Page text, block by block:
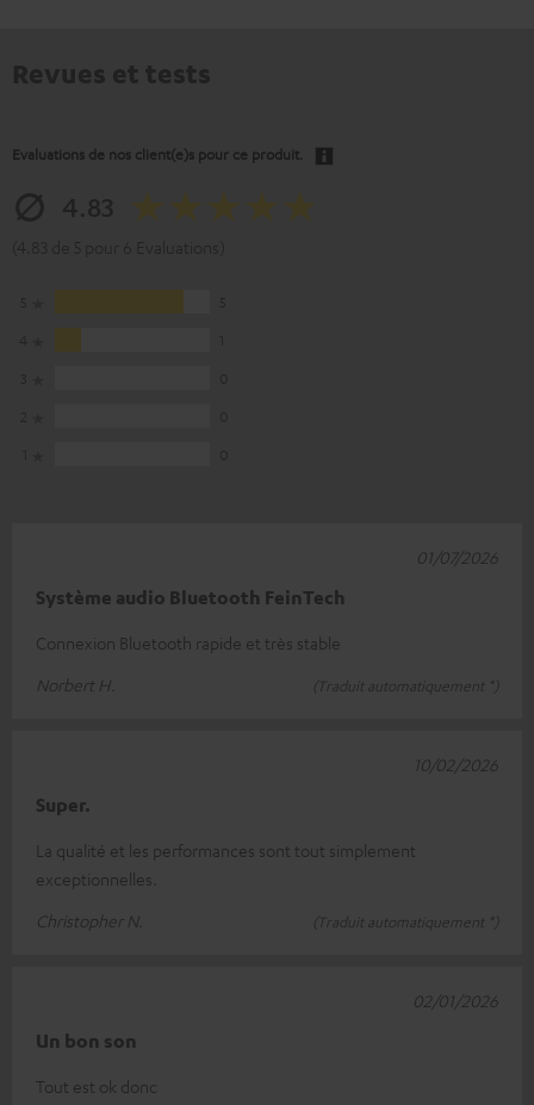
Evaluations de nos client(e)s pour ce produit.
Système audio Bluetooth FeinTech
Connexion Bluetooth rapide et très stable
Norbert H.
(Traduit automatiquement *)
01/07/2026
Super.
La qualité et les performances sont tout simplement
exceptionnelles.
Christopher N.
(Traduit automatiquement *)
10/02/2026
Un bon son
Tout est ok donc
02/01/2026